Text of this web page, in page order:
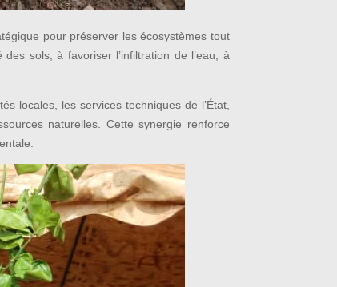
pour préserver les écosystèmes tout
sols, à favoriser l’infiltration de l’eau, à
locales, les services techniques de l’État,
naturelles. Cette synergie renforce